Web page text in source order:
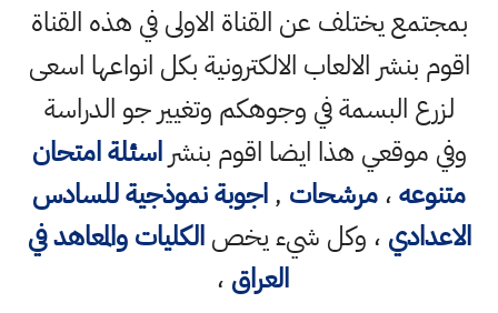
بمجتمع يختلف عن القناة الاولى في هذه القناة
اقوم بنشر الالعاب الالكترونية بكل انواعها اسعى
لزرع البسمة في وجوهكم وتغيير جو الدراسة
وفي موقعي هذا ايضا اقوم بنشراسئلة امتحان
متنوعه،مرشحات ,اجوبة نموذجية للسادس
الاعدادي ، وكل شيء يخصالكليات والمعاهد في
العراق ،